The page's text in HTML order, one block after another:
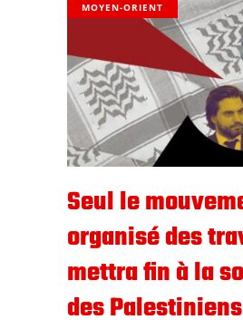
MOYEN-ORIENT
Seul le
organisé des
mettra fin à la
des Palestiniens